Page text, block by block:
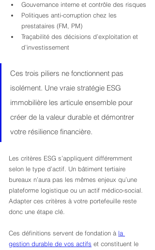
Gouvernance interne et contrôle des risques
Politiques anti-corruption chez les
prestataires (FM, PM)
Traçabilité des décisions d’exploitation et
d’investissement
Ces trois piliers ne fonctionnent pas
isolément. Une vraie stratégie ESG
immobilière les articule ensemble pour
créer de la valeur durable et démontrer
votre résilience financière.
Les critères ESG s’appliquent différemment
selon le type d’actif. Un bâtiment tertiaire
bureaux n’aura pas les mêmes enjeux qu’une
plateforme logistique ou un actif médico-social.
Adapter ces critères à votre portefeuille reste
donc une étape clé.
Ces définitions servent de fondation à la
gestion durable de vos actifs et constituent le